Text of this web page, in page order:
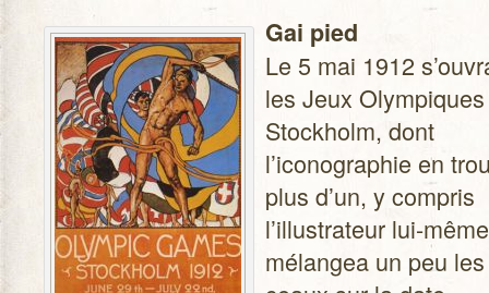
Gai pied
Le 5 mai 1912
les Jeux
Stock­holm, dont
l’iconographie en
plus d’un, y com­pris
l’illustrateur lui-
mélan­gea un peu